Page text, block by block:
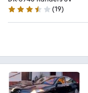
3.3 Sterne
(19)